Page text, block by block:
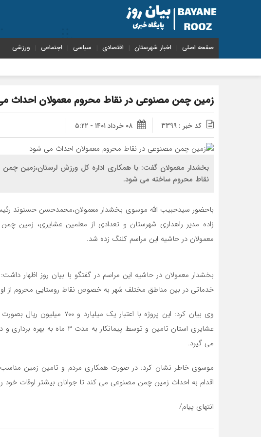
صفحه اصلی اخبار شهرستان اقتصادی سیاسی اجتماعی ورزشی
زمین چمن مصنوعی در نقاط محروم معمولان احداث
کد خبر : 3399 ۰۸ خرداد ۱۴۰۱ - ۵:۲۲
بخشدار معمولان گفت: با همکاری اداره کل ورزش لرستان،زمین
نقاط محروم ساخته می شود.
باحضور سیدحبیب الله موسوی بخشدار معمولان،محمدحسن حسنوند
زاده مدیر راهداری شهرستان و تعدادی از معلمین عشایری،
معمولان در حاشیه این مراسم کلنگ زده شد.
بخشدار معمولان در حاشیه این مراسم در گفتگو با بیان روز اظهار
خدماتی در بین مناطق مختلف شهر به خصوص نقاط روستایی محروم از
وی بیان کرد: این پروژه با
عشایری استان تامین و توسط
می گیرد.
موسوی خاطر نشان کرد: در صورت همکاری مردم و تامین زمین مناسب
اقدام به احداث زمین چمن مصنوعی می کند تا جوانان بیشتر اوقات خود
انتهای پیام/